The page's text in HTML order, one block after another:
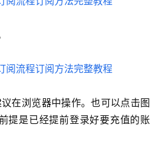
在浏览器中操作。也可以点击图
提是已经提前登录好要充值的账